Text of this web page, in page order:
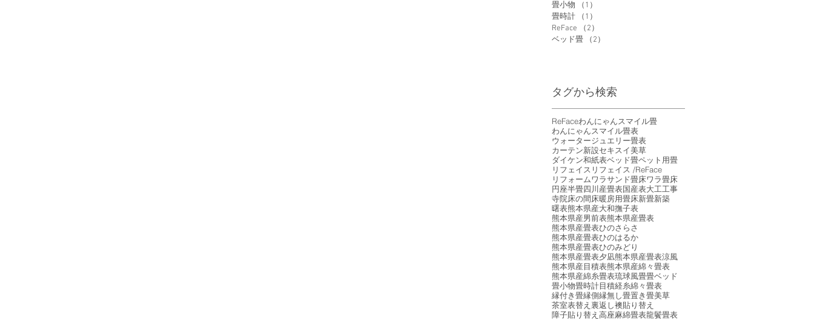
畳小物
（1）
畳時計
（1）
ReFace
（2）
ベッド畳
（2）
タグから検索
ReFaceわんにゃんスマイル畳
わんにゃんスマイル畳表
ウォータージュエリー畳表
カーテン新設セキスイ美草
ダイケン和紙表ベッド畳ペット用畳
リフェイス リフェイス /ReFace
リフォームワラサンド畳床ワラ畳床
円座半畳四川産畳表国産表大工工事
寺院床の間床暖房用畳床新畳新築
曙表熊本県産大和撫子表
熊本県産男前表熊本県産畳表
熊本県産畳表ひのさらさ
熊本県産畳表ひのはるか
熊本県産畳表ひのみどり
熊本県産畳表夕凪熊本県産畳表涼風
熊本県産目積表熊本県産綿々畳表
熊本県産綿糸畳表琉球風畳畳ベッド
畳小物畳時計目積経糸綿々畳表
縁付き畳縁側縁無し畳置き畳美草
茶室表替え 裏返し襖貼り替え
障子貼り替え 高座麻綿畳表龍鬢畳表